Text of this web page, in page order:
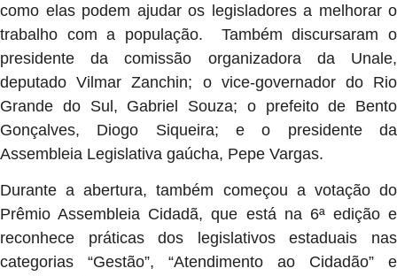
como elas podem ajudar os legisladores a melhorar o
trabalho com a população. Também discursaram o
presidente da comissão organizadora da Unale,
deputado Vilmar Zanchin; o vice-governador do Rio
Grande do Sul, Gabriel Souza; o prefeito de Bento
Gonçalves, Diogo Siqueira; e o presidente da
Assembleia Legislativa gaúcha, Pepe Vargas.
Durante a abertura, também começou a votação do
Prêmio Assembleia Cidadã, que está na 6ª edição e
reconhece práticas dos legislativos estaduais nas
categorias “Gestão”, “Atendimento ao Cidadão” e